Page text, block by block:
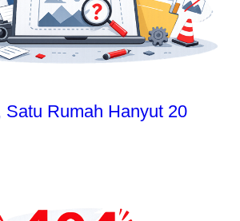
Satu Rumah Hanyut 20